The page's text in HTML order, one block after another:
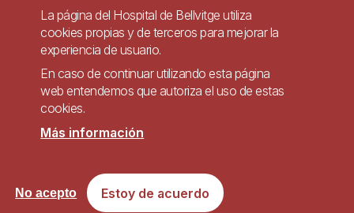
Pie
página
Contacto
Accesibilidad
Política de Privacidad de Sistemas de Videovigilancia
Sitio web accesible de conformidad con el Real Decreto 1112/2018, de 7 de
septiembre, sobre accesibilidad de los sitios web y aplicaciones para
dispositivos móviles del sector público.
La página del Hospital de Bellvitge utiliza
cookies propias y de terceros para mejorar la
experiencia de usuario.
En caso de continuar utilizando esta página
web entendemos que autoriza el uso de estas
cookies.
Más información
Estoy de acuerdo
No acepto